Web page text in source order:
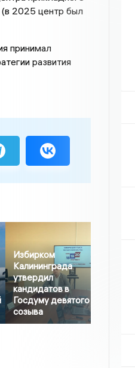
(в 2025 центр был
принимал
развития
Избирком
Калининграда
утвердил
кандидатов в
Госдуму девятого
созыва